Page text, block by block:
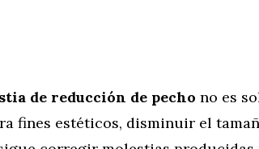
de reducción de pecho no es
fines estéticos, disminuir el